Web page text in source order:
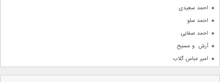
احمد سعیدی
احمد سلو
احمد صفایی
آرش  و مسیح
امیر عباس گلاب